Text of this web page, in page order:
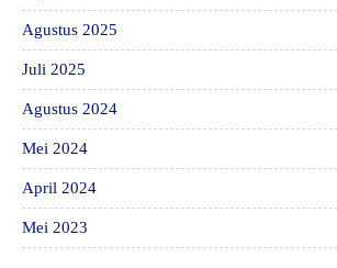
Agustus 2025
Juli 2025
Agustus 2024
Mei 2024
April 2024
Mei 2023